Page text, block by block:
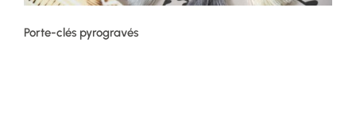
Porte-clés pyrogravés